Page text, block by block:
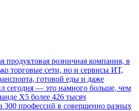
продуктовая розничная компания, в
торговые сети, но и сервисы ИТ,
готовой еды и даже
сегодня — это намного больше, чем
Х5 более 426 тысяч
300 профессий в совершенно разных